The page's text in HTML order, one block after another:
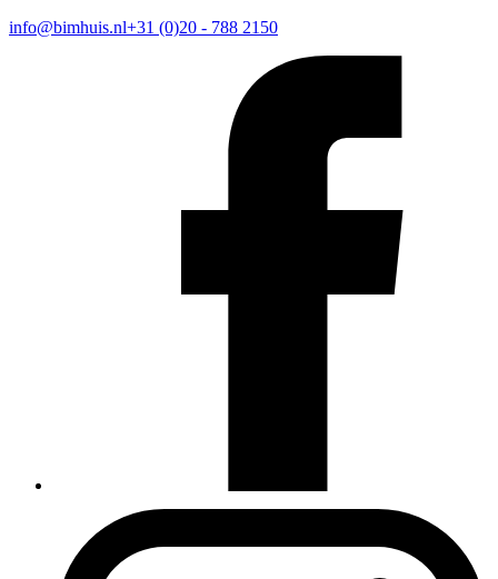
info@bimhuis.nl+31 (0)20 - 788 2150